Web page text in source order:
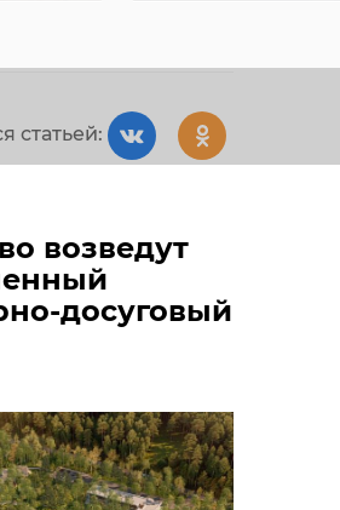
возведут
досуговый
статьей:
Орден
вручили
погибшего в